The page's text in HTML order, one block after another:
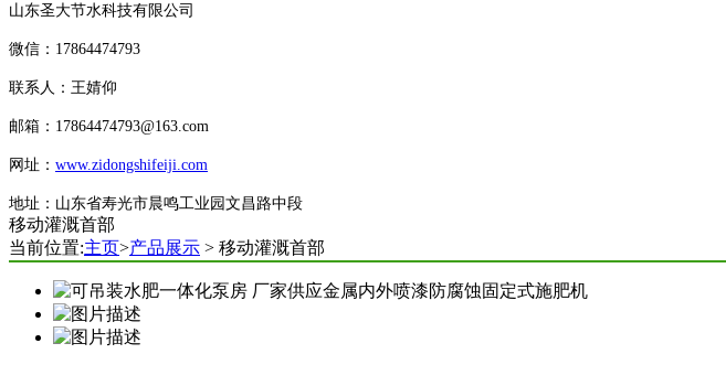
山东圣大节水科技有限公司
微信： 17864474793
联系人：王婧仰
邮箱： 17864474793@163.com
网址： www.zidongshifeiji.com
地址：山东省寿光市晨鸣工业园文昌路中段
移动灌溉首部
当前位置:主页>产品展示 > 移动灌溉首部